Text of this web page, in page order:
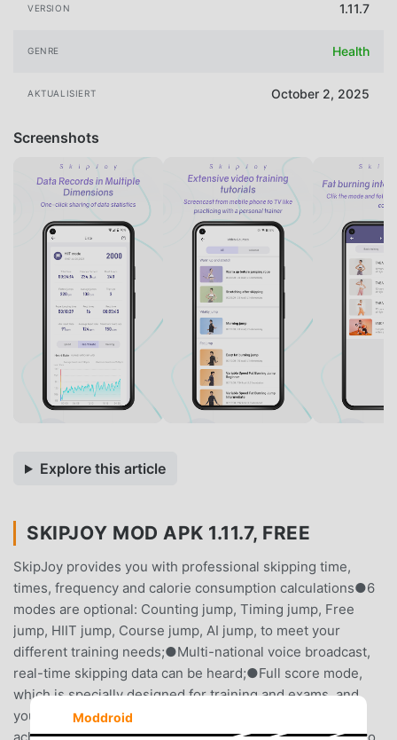
VERSION 1.11.7
GENRE Health
AKTUALISIERT October 2, 2025
Screenshots
Explore this article
SKIPJOY MOD APK 1.11.7, FREE
SkipJoy provides you with professional skipping time,
times, frequency and calorie consumption calculations●6
modes are optional: Counting jump, Timing jump, Free
jump, HIIT jump, Course jump, AI jump, to meet your
different training needs;●Multi-national voice broadcast,
real-time skipping data can be heard;●Full score mode,
which is specially designed for training and exams, and
you will know as soon as the speed full score is
Moddroid